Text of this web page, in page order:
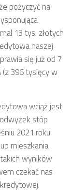
pożyczyć na
13 tys. złotych
naszej
się już od 7
(z 396 tysięcy w
wciąż jest
stóp
2021 roku
mieszkania
wyników
czekać nas